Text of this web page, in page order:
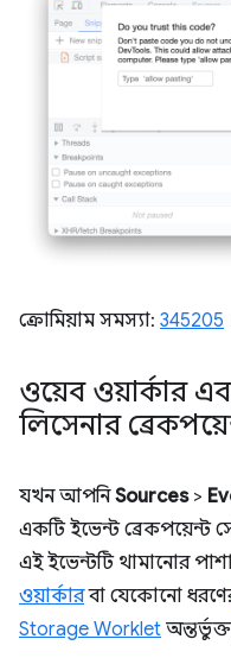
ক্রোমিয়াম সমস্যা: 345205
ওয়েব ওয়ার্কার
লিসেনার
যখন আপনিSources>
একটি ইভেন্ট ব্রেকপয়েন্ট
এই ইভেন্টটি থামানোর
ওয়ার্কারবা যেকোনো
Storage Worklet